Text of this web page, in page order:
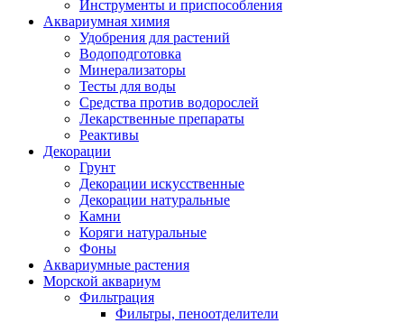
Инструменты и приспособления
Аквариумная химия
Удобрения для растений
Водоподготовка
Минерализаторы
Тесты для воды
Средства против водорослей
Лекарственные препараты
Реактивы
Декорации
Грунт
Декорации искусственные
Декорации натуральные
Камни
Коряги натуральные
Фоны
Аквариумные растения
Морской аквариум
Фильтрация
Фильтры, пеноотделители